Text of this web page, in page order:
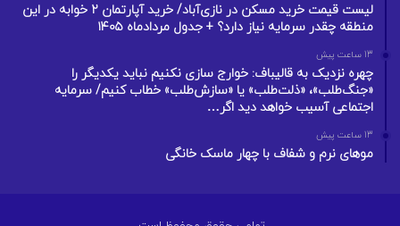
لیست قیمت خرید مسکن در نازی‌آباد/ خرید آپارتمان ۲ خوابه در این
منطقه چقدر سرمایه نیاز دارد؟ + جدول مردادماه ۱۴۰۵
13 ساعت پیش
چهره نزدیک به قالیباف: خوارج سازی نکنیم نباید یکدیگر را
«جنگ‌طلب»، «ذلت‌طلب» یا «سازش‌طلب» خطاب کنیم/ سرمایه
اجتماعی آسیب خواهد دید اگر…
13 ساعت پیش
موهای نرم و شفاف با چهار ماسک خانگی